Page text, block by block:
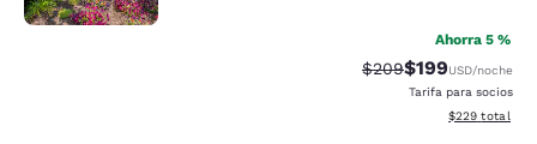
Ahorra 5 %
Precio tachado:
$209Precio con
$199USD/noche
Tarifa para socios
Ver detalles
$229 total